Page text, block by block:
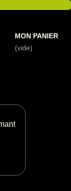
MON PANIER
(vide)